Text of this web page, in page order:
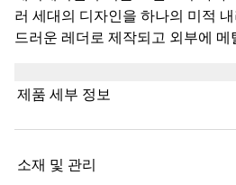
러 세대의 디자인을 하나의 미적
드러운 레더로 제작되고 외부에 메
제품 세부 정보
소재 및 관리